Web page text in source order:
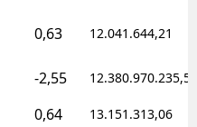
0,63 12.041.644,21
-2,55 12.380.970.235,50
0,64 13.151.313,06